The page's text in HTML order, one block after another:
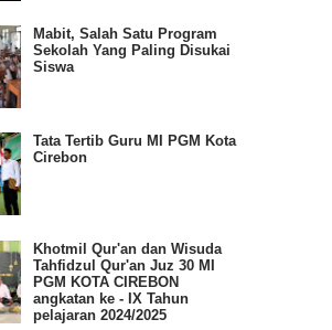
Mabit, Salah Satu Program
Sekolah Yang Paling Disukai
Siswa
Tata Tertib Guru MI PGM Kota
Cirebon
Khotmil Qur'an dan Wisuda
Tahfidzul Qur'an Juz 30 MI
PGM KOTA CIREBON
angkatan ke - IX Tahun
pelajaran 2024/2025